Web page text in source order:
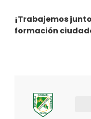
¡Trabajemos
formación